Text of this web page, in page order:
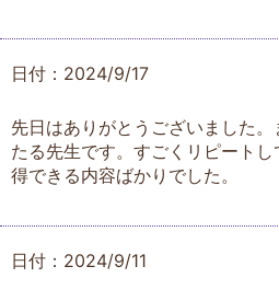
日付：2024/9/17
先日はありがとうございました
たる先生です。すごくリピート
得できる内容ばかりでした。
日付：2024/9/11